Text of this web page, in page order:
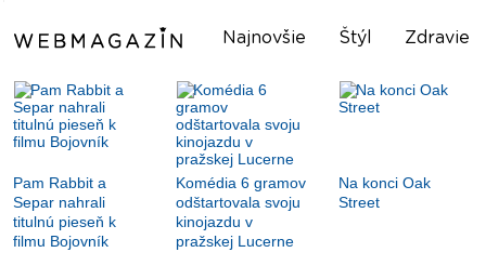
Najnovšie Štýl Zdravie
Pam Rabbit a
Separ nahrali
titulnú pieseň k
filmu Bojovník
Komédia 6 gramov
odštartovala svoju
kinojazdu v
pražskej Lucerne
Na konci Oak
Street